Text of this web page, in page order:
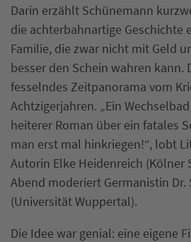
Darin erzählt Schünemann
die achterbahnartige Geschichte
Familie, die zwar nicht mit Geld
besser den Schein wahren kann.
fesselndes Zeitpanorama vom
Achtzigerjahren. „Ein
heiterer Roman über ein fatales
man erst mal hinkriegen!“, lobt
Autorin Elke Heidenreich (Kölner
Abend moderiert Germanistin Dr.
(Universität Wuppertal).
Die Idee war genial: eine eigene